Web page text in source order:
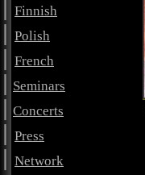
Finnish
Polish
French
Seminars
Concerts
Press
Network